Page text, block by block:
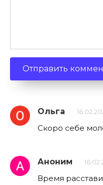
Ольга
Скоро себе
Аноним
Время